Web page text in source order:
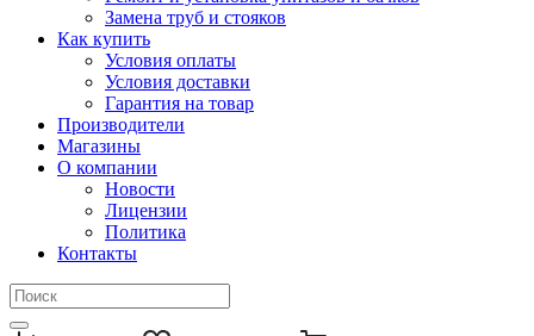
Замена труб и стояков
Как купить
Условия оплаты
Условия доставки
Гарантия на товар
Производители
Магазины
О компании
Новости
Лицензии
Политика
Контакты